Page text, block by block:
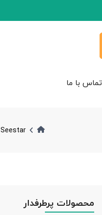
تماس با ما
Seestar تلسکوپ هوشمند ZWO
محصولات پرطرفدار